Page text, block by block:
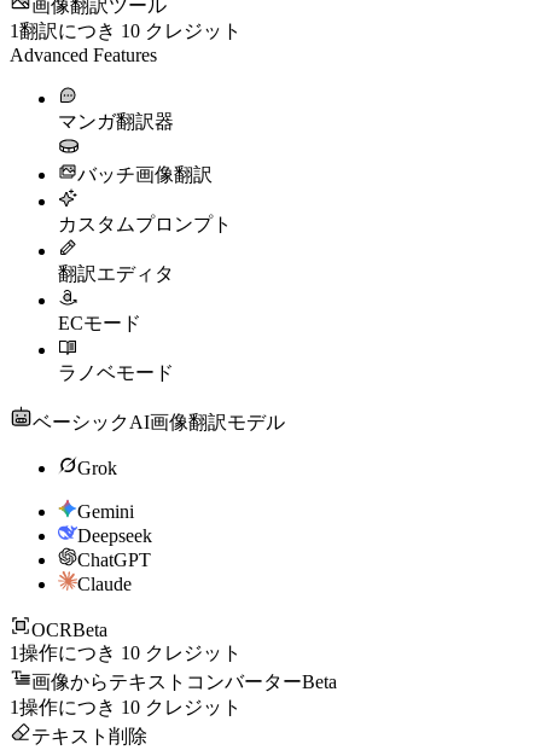
画像翻訳ツール
1翻訳につき 10 クレジット
Advanced Features
マンガ翻訳器
バッチ画像翻訳
カスタムプロンプト
翻訳エディタ
ECモード
ラノベモード
ベーシックAI画像翻訳モデル
Grok
Gemini
Deepseek
ChatGPT
Claude
OCRBeta
1操作につき 10 クレジット
画像からテキストコンバーターBeta
1操作につき 10 クレジット
テキスト削除